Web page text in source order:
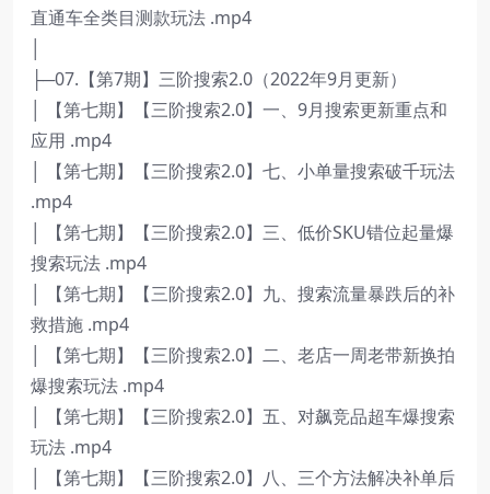
直通车全类目测款玩法 .mp4
├─07.【第7期】三阶搜索2.0（2022年9月更新）
│ 【第七期】【三阶搜索2.0】一、9月搜索更新重点和
应用 .mp4
│ 【第七期】【三阶搜索2.0】七、小单量搜索破千玩法
.mp4
│ 【第七期】【三阶搜索2.0】三、低价SKU错位起量爆
搜索玩法 .mp4
│ 【第七期】【三阶搜索2.0】九、搜索流量暴跌后的补
救措施 .mp4
│ 【第七期】【三阶搜索2.0】二、老店一周老带新换拍
爆搜索玩法 .mp4
│ 【第七期】【三阶搜索2.0】五、对飙竞品超车爆搜索
玩法 .mp4
│ 【第七期】【三阶搜索2.0】八、三个方法解决补单后